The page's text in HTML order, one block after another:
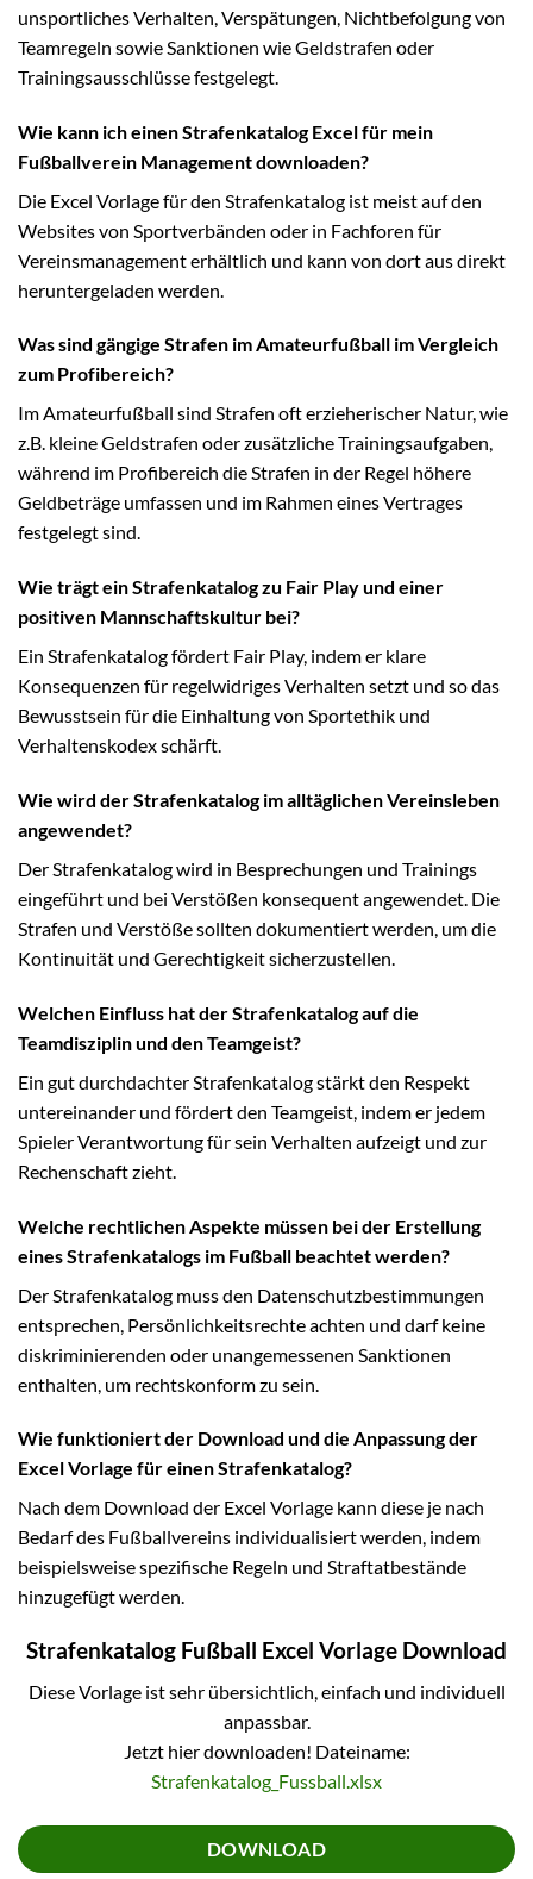
unsportliches Verhalten, Verspätungen, Nichtbefolgung von
Teamregeln sowie Sanktionen wie Geldstrafen oder
Trainingsausschlüsse festgelegt.
Wie kann ich einen Strafenkatalog Excel für mein
Fußballverein Management downloaden?
Die Excel Vorlage für den Strafenkatalog ist meist auf den
Websites von Sportverbänden oder in Fachforen für
Vereinsmanagement erhältlich und kann von dort aus direkt
heruntergeladen werden.
Was sind gängige Strafen im Amateurfußball im Vergleich
zum Profibereich?
Im Amateurfußball sind Strafen oft erzieherischer Natur, wie
z.B. kleine Geldstrafen oder zusätzliche Trainingsaufgaben,
während im Profibereich die Strafen in der Regel höhere
Geldbeträge umfassen und im Rahmen eines Vertrages
festgelegt sind.
Wie trägt ein Strafenkatalog zu Fair Play und einer
positiven Mannschaftskultur bei?
Ein Strafenkatalog fördert Fair Play, indem er klare
Konsequenzen für regelwidriges Verhalten setzt und so das
Bewusstsein für die Einhaltung von Sportethik und
Verhaltenskodex schärft.
Wie wird der Strafenkatalog im alltäglichen Vereinsleben
angewendet?
Der Strafenkatalog wird in Besprechungen und Trainings
eingeführt und bei Verstößen konsequent angewendet. Die
Strafen und Verstöße sollten dokumentiert werden, um die
Kontinuität und Gerechtigkeit sicherzustellen.
Welchen Einfluss hat der Strafenkatalog auf die
Teamdisziplin und den Teamgeist?
Ein gut durchdachter Strafenkatalog stärkt den Respekt
untereinander und fördert den Teamgeist, indem er jedem
Spieler Verantwortung für sein Verhalten aufzeigt und zur
Rechenschaft zieht.
Welche rechtlichen Aspekte müssen bei der Erstellung
eines Strafenkatalogs im Fußball beachtet werden?
Der Strafenkatalog muss den Datenschutzbestimmungen
entsprechen, Persönlichkeitsrechte achten und darf keine
diskriminierenden oder unangemessenen Sanktionen
enthalten, um rechtskonform zu sein.
Wie funktioniert der Download und die Anpassung der
Excel Vorlage für einen Strafenkatalog?
Nach dem Download der Excel Vorlage kann diese je nach
Bedarf des Fußballvereins individualisiert werden, indem
beispielsweise spezifische Regeln und Straftatbestände
hinzugefügt werden.
Strafenkatalog Fußball Excel Vorlage Download
Diese Vorlage ist sehr übersichtlich, einfach und individuell
anpassbar.
Jetzt hier downloaden! Dateiname:
Strafenkatalog_Fussball.xlsx
DOWNLOAD